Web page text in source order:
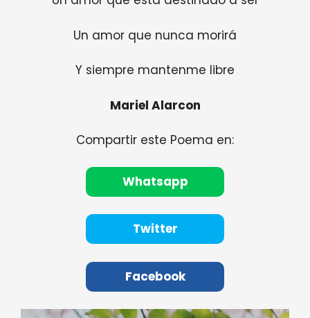
Un amor que nunca morirá
Y siempre mantenme libre
Mariel Alarcon
Compartir este Poema en:
Whatsapp
Twitter
Facebook